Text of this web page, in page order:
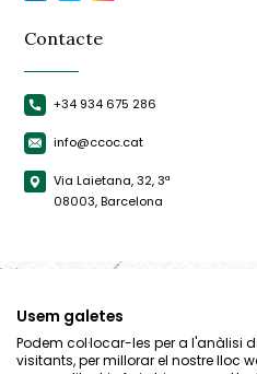
Contacte
+34 934 675 286
info@ccoc.cat
Via Laietana, 32, 3ª
08003, Barcelona
Usem galetes
Podem col·locar-les per a l'anàlisi
visitants, per millorar el nostre lloc